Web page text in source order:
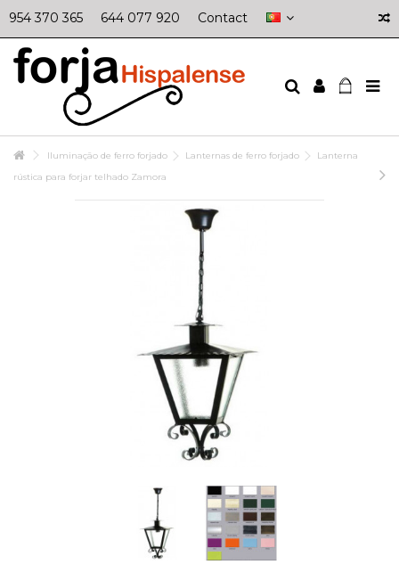
954 370 365 644 077 920 Contact
Iluminação de ferro forjado Lanternas de ferro forjado
Lanterna
rústica para forjar telhado Zamora